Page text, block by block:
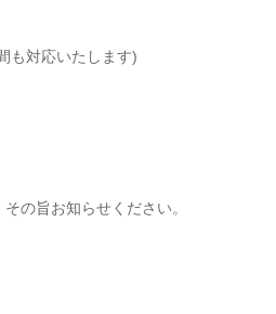
も対応いたします)
の旨お知らせください。